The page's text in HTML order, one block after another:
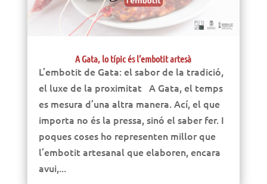
A Gata, lo típic és l’embotit artesà
L’embotit de Gata: el sabor de la tradició,
el luxe de la proximitat A Gata, el temps
es mesura d’una altra manera. Ací, el que
importa no és la pressa, sinó el saber fer. I
poques coses ho representen millor que
l’embotit artesanal que elaboren, encara
avui,...